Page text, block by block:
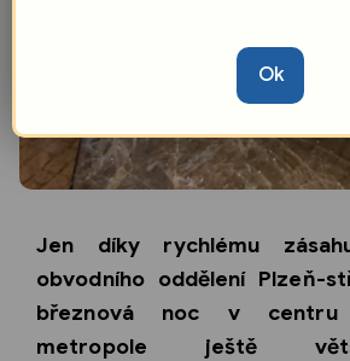
Jen díky rychlému
obvodního oddělení Plzeň-
březnová noc v centru
metropole ještě
Ok